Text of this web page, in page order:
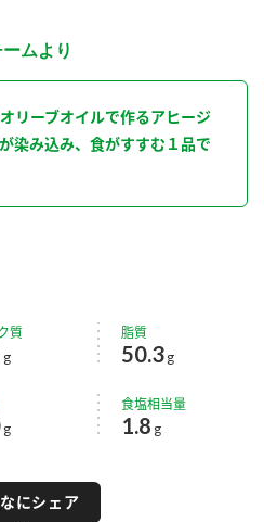
ムより
リーブオイルで作るアヒージ
染み込み、食がすすむ１品で
質
g
脂質
50.3 g
g
食塩相当量
1.8 g